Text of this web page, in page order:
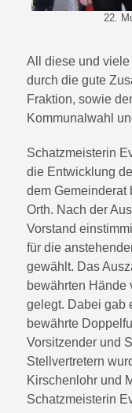
22.
All diese und
durch die gute
Fraktion, sowie
Kommunalwahl
Schatzmeisterin
die Entwicklung
dem Gemeinderat
Orth. Nach der
Vorstand
für die
gewählt. Das
bewährten Hände
gelegt. Dabei gab
bewährte
Vorsitzender und
Stellvertretern
Kirschenlohr und
Schatzmeisterin